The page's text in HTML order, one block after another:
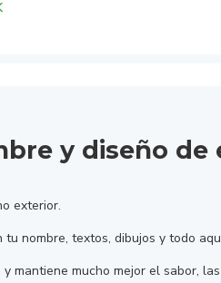
y diseño de
exterior.
tu nombre, textos, dibujos y todo
mucho mejor el sabor,